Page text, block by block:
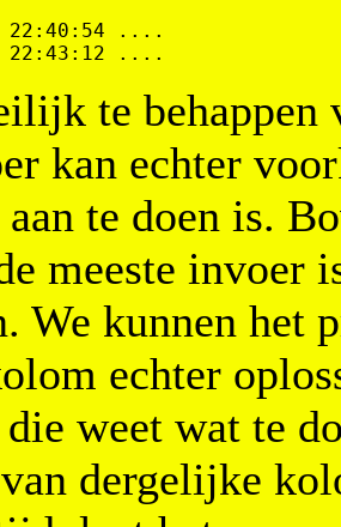
22:40:54 ....
22:43:12 ....
te behappen
kan echter
te doen is.
meeste invoer
We kunnen het
echter
weet wat te
dergelijke